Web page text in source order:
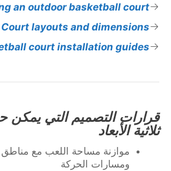
an outdoor basketball court
Court layouts and dimensions
court installation guides
قرارات التصميم التي يمكن
ثلاثية الأبعاد
موازنة مساحة اللعب مع مناطق
ومسارات الحركة